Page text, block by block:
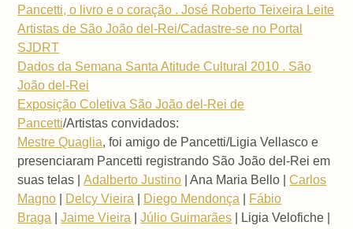
Pancetti, o livro e o coração . José Roberto Teixeira Leite
Artistas de São João del-Rei/Cadastre-se no Portal
SJDRT
Dados da Semana Santa Atitude Cultural 2010 . São
João del-Rei
Exposição Coletiva São João del-Rei de
Pancetti/Artistas convidados:
Mestre Quaglia, foi amigo de Pancetti/Ligia Vellasco e
presenciaram Pancetti registrando São João del-Rei em
suas telas |Adalberto Justino | Ana Maria Bello |Carlos
Magno
Delcy Vieira Diego Mendonça
Fábio
Braga |Jaime Vieira |Júlio Guimarães | Ligia Velofiche |